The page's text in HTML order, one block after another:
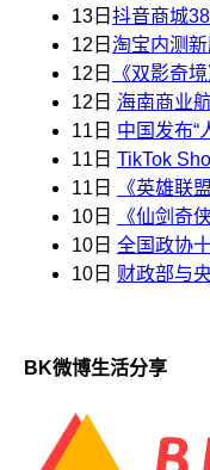
13日 抖音商城
12日 淘宝内测
12日
《双影奇
12日 海南商业
11日 中国发布“
11日 TikTok
11日
《英雄联
10日
《仙剑奇
10日 全国政协
10日 财政部与
BK微博生活分享